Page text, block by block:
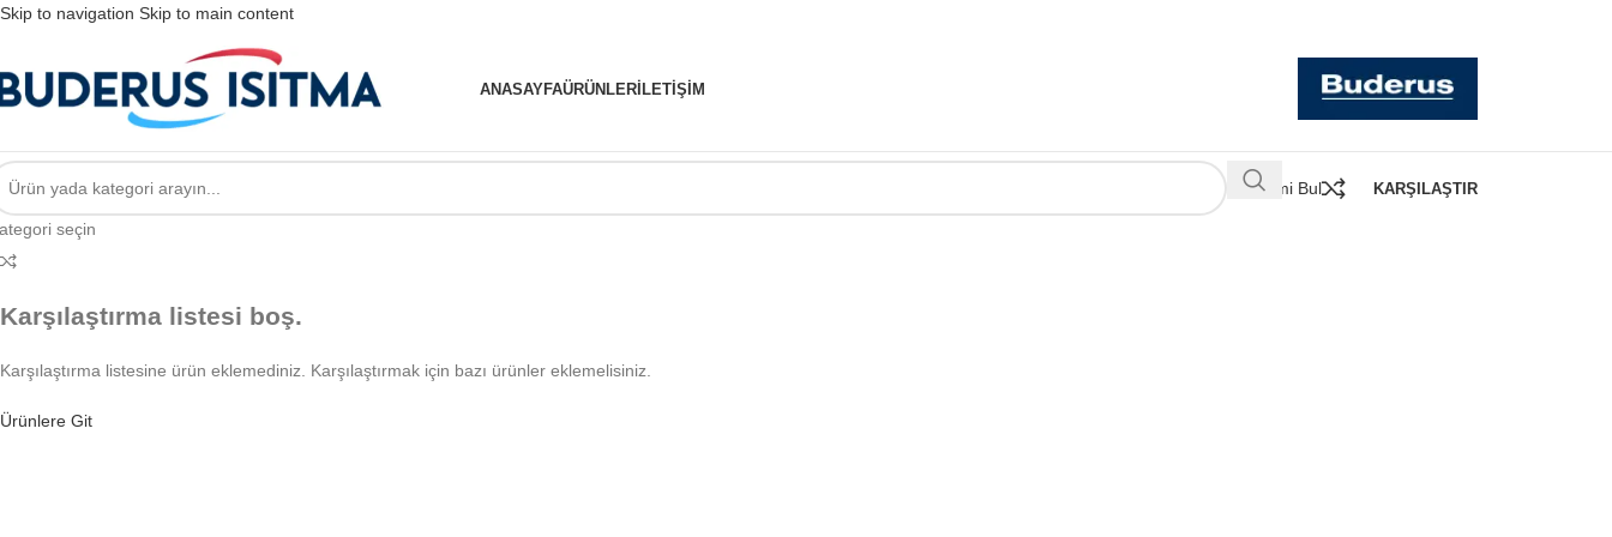
Skip to navigation Skip to main content
ANASAYFAÜRÜNLERİLETIŞIM
seçin
Kombimi Bul KARŞILAŞTIR
Karşılaştırma listesi boş.
Karşılaştırma listesine ürün eklemediniz. Karşılaştırmak için bazı ürünler eklemelisiniz.
Ürünlere Git